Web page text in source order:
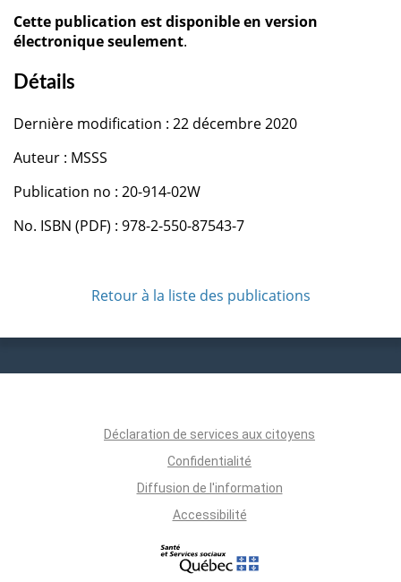
Cette publication est disponible en version
électronique seulement.
Détails
Dernière modification : 22 décembre 2020
Auteur : MSSS
Publication no : 20-914-02W
No. ISBN (PDF) : 978-2-550-87543-7
Retour à la liste des publications
Déclaration de services aux citoyens
Confidentialité
Diffusion de l'information
Accessibilité